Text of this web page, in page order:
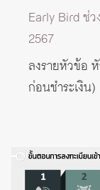
Early Bird ช่
2567
ลงรายหัวข้อ
ก่อนชำระเงิน)